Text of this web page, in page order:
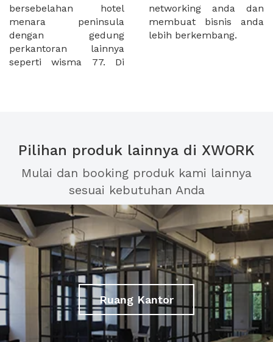
bersebelahan hotel
menara peninsula
dengan gedung
perkantoran lainnya
seperti wisma 77. Di
networking anda dan
membuat bisnis anda
lebih berkembang.
Pilihan produk lainnya di XWORK
Mulai dan booking produk kami lainnya
sesuai kebutuhan Anda
Ruang Kantor